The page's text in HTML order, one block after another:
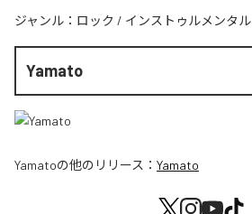
ジャンル： ロック / インストゥルメンタル
Yamato
Yamatoの他のリリース： Yamato